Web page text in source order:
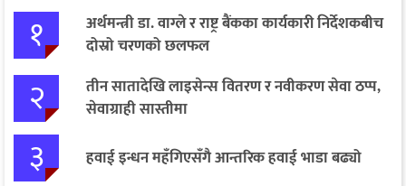
१
अर्थमन्त्री डा. वाग्ले र राष्ट्र बैंकका कार्यकारी निर्देशकबीच
दोस्रो चरणको छलफल
२
तीन सातादेखि लाइसेन्स वितरण र नवीकरण सेवा ठप्प,
सेवाग्राही सास्तीमा
३ हवाई इन्धन महँगिएसँगै आन्तरिक हवाई भाडा बढ्यो